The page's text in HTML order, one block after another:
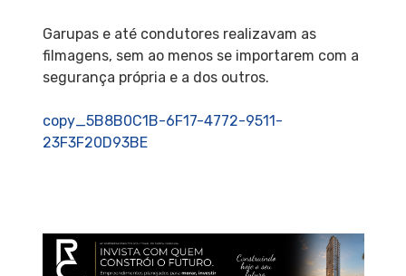
Garupas e até condutores realizavam as
filmagens, sem ao menos se importarem com a
segurança própria e a dos outros.
copy_5B8B0C1B-6F17-4772-9511-
23F3F20D93BE